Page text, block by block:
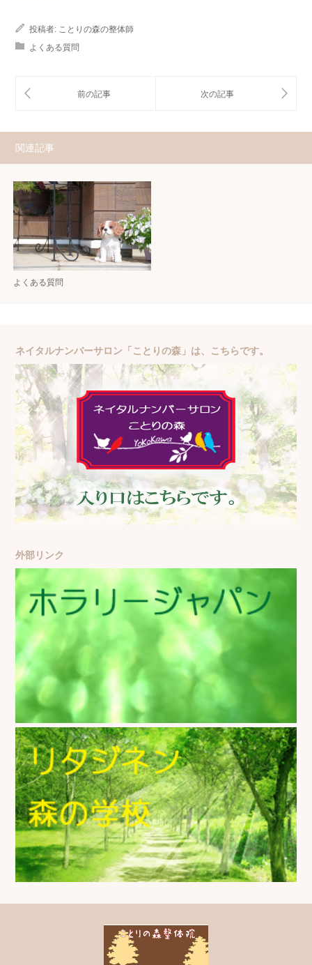
投稿者: ことりの森の整体師
よくある質問
関連記事
よくある質問
ネイタルナンバーサロン「ことりの森」は、こちらです。
外部リンク